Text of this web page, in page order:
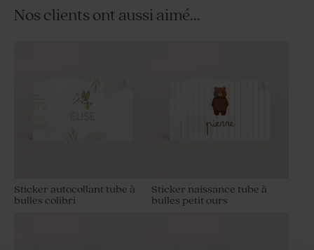
Nos clients ont aussi aimé...
Sticker autocollant tube à
bulles colibri
Sticker naissance tube à
bulles petit ours